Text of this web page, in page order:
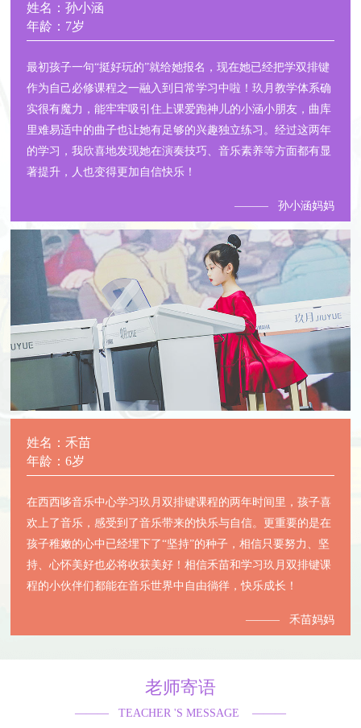
姓名：孙小涵
年龄：7岁
最初孩子一句“挺好玩的”就给她报名，现在她已经把学双排键
作为自己必修课程之一融入到日常学习中啦！玖月教学体系确
实很有魔力，能牢牢吸引住上课爱跑神儿的小涵小朋友，曲库
里难易适中的曲子也让她有足够的兴趣独立练习。经过这两年
的学习，我欣喜地发现她在演奏技巧、音乐素养等方面都有显
著提升，人也变得更加自信快乐！
——— 孙小涵妈妈
姓名：禾苗
年龄：6岁
在西西哆音乐中心学习玖月双排键课程的两年时间里，孩子喜
欢上了音乐，感受到了音乐带来的快乐与自信。更重要的是在
孩子稚嫩的心中已经埋下了“坚持”的种子，相信只要努力、坚
持、心怀美好也必将收获美好！相信禾苗和学习玖月双排键课
程的小伙伴们都能在音乐世界中自由徜徉，快乐成长！
——— 禾苗妈妈
老师寄语
——— TEACHER 'S MESSAGE ———